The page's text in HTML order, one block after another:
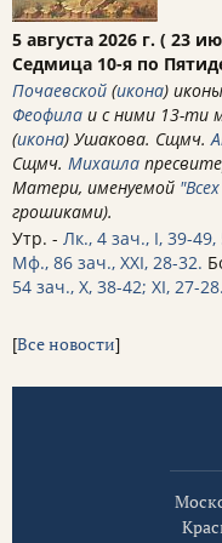
5 августа 2026 г. ( 23
Седмица 10-я по
Почаевской (икона)
Феофила и с ними 13-ти
(икона) Ушакова. Сщмч.
Сщмч. Михаила
Матери, именуемой
грошиками).
Утр. - Лк., 4 зач., I, 39-49,
Мф., 86 зач., XXI, 28-32.
54 зач., X, 38-42; XI, 27-28.
[Все новости]